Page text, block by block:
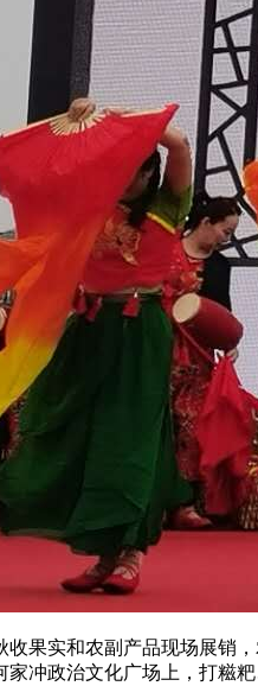
收果实和农副产品现场展销
家冲政治文化广场上，打糍